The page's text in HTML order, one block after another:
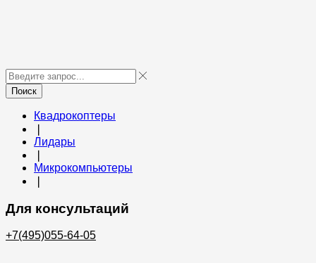
Поиск
Квадрокоптеры
Лидары
Микрокомпьютеры
Для консультаций
+7(495)055-64-05